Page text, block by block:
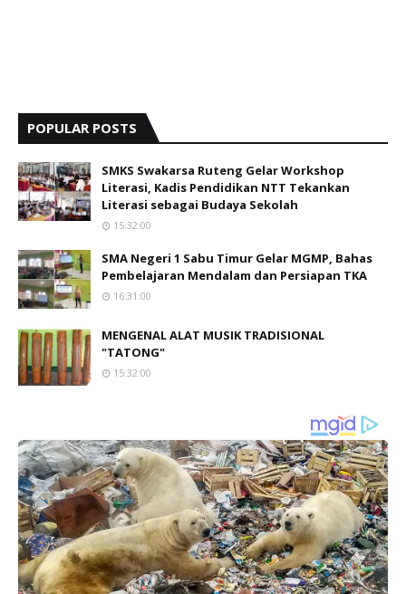
POPULAR POSTS
SMKS Swakarsa Ruteng Gelar Workshop
Literasi, Kadis Pendidikan NTT Tekankan
Literasi sebagai Budaya Sekolah
15:32:00
SMA Negeri 1 Sabu Timur Gelar MGMP, Bahas
Pembelajaran Mendalam dan Persiapan TKA
16:31:00
MENGENAL ALAT MUSIK TRADISIONAL
"TATONG"
15:32:00